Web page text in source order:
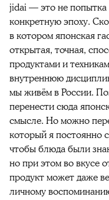
jidai — это не попытка
конкретную эпоху.
в котором японская
открытая, точная,
продуктами и
внутреннюю
мы живём в России.
перенести сюда
смысле. Но можно
который я постоянно
чтобы блюда были
но при этом во вкусе
продукт может даже
личному